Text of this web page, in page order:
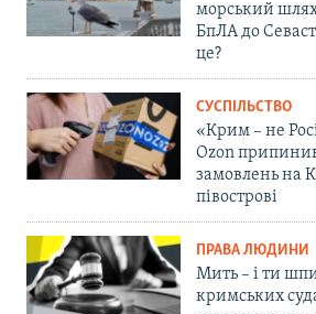
морський
БпЛА до
це?
СУСПІЛЬСТВО
«Крим – не
Ozon
замовлень на
півострові
ПРАВА ЛЮДИНИ
Мить – і ти
кримських